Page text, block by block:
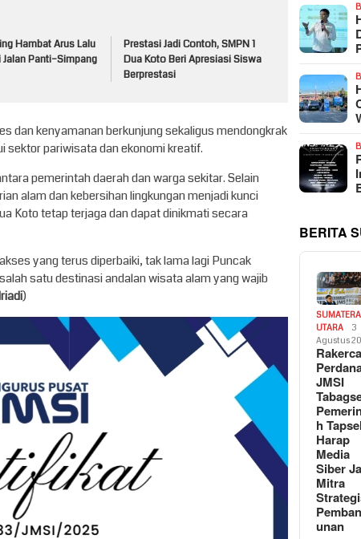
Hambat Arus Lalu
Panti–Simpang
Prestasi Jadi Contoh, SMPN 1
Dua Koto Beri Apresiasi Siswa
Berprestasi
dan kenyamanan berkunjung sekaligus mendongkrak
pariwisata dan ekonomi kreatif.
pemerintah daerah dan warga sekitar. Selain
alam dan kebersihan lingkungan menjadi kunci
Koto tetap terjaga dan dapat dinikmati secara
yang terus diperbaiki, tak lama lagi Puncak
satu destinasi andalan wisata alam yang wajib
)
BERITA
SUMATERA
UTARA
3
Agustus
JMSI
h Tapsel
Harap
Media
Siber
Mitra
unan